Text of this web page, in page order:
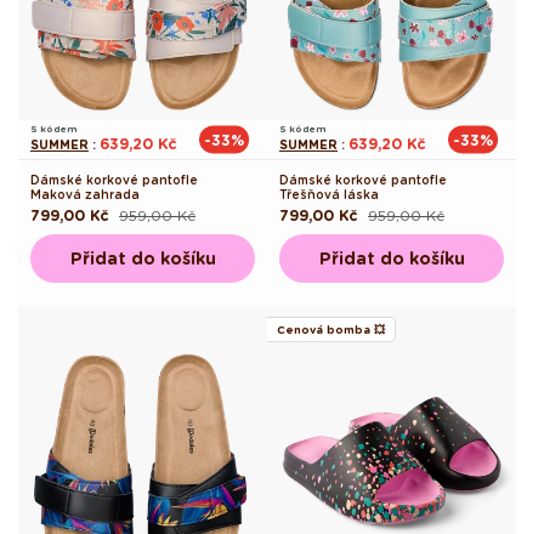
S kódem
SUMMER : 639,20 Kč -33%
Dámské korkové pantofle
Maková zahrada
Běžná
cena
959,00 Kč
Výprodejová
cena
799,00 Kč
Přidat do košíku
S kódem
SUMMER : 639,20 Kč -33%
Dámské korkové pantofle
Třešňová láska
Běžná
cena
959,00 Kč
Výprodejová
cena
799,00 Kč
Přidat do košíku
Cenová bomba 💥